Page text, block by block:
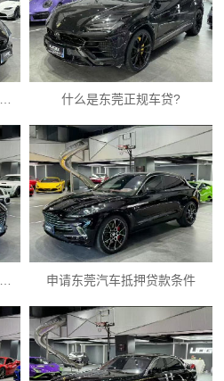
办理东莞车辆抵押贷款公司业务需要注意什么 什么是东莞正规车贷?
申请东莞汽车抵押贷款条件